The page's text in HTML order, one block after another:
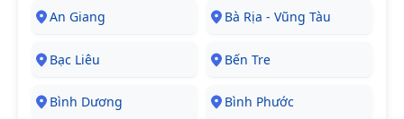
An Giang Bà Rịa - Vũng Tàu
Bạc Liêu Bến Tre
Bình Dương Bình Phước